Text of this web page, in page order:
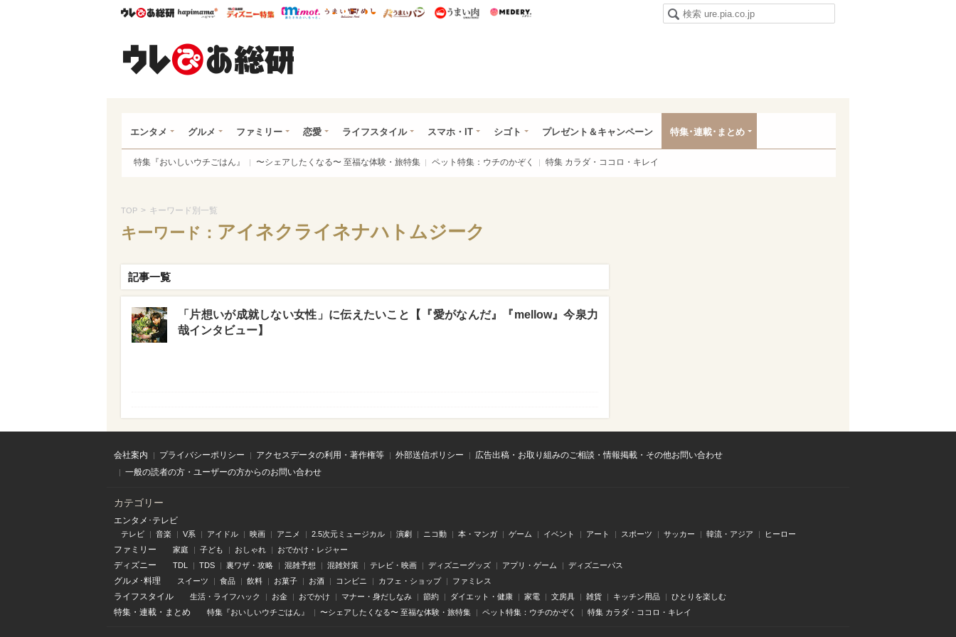
ウレぴあ総研ハピママ* ウレぴあ総研 ディズニー特集
mimot. うまいめし うまいパン うまい肉
エンタメ グルメ ファミリー 恋愛 ライフスタイル スマホ・IT シゴト プレゼント＆キャンペーン 特集･連載･まとめ
特集『おいしいウチごはん』 〜シェアしたくなる〜 至福な体験・旅特集 ペット特集：ウチのかぞく 特集 カラダ・ココロ・キレイ
TOP > キーワード別一覧
キーワード： アイネクライネナハトムジーク
記事一覧
「片想いが成就しない女性」に伝えたいこと【『愛がなんだ』『mellow』今泉力
哉インタビュー】
会社案内 プライバシーポリシー アクセスデータの利用・著作権等 外部送信ポリシー
広告出稿・お取り組みのご相談・情報掲載・その他お問い合わせ
一般の読者の方・ユーザーの方からのお問い合わせ
カテゴリー
エンタメ･テレビ
テレビ 音楽 V系 アイドル 映画 アニメ 2.5次元ミュージカル 演劇 ニコ動 本・マンガ ゲーム イベント アート スポーツ サッカー 韓流・アジア ヒーロー
ファミリー 家庭 子ども おしゃれ おでかけ・レジャー
ディズニー TDL TDS 裏ワザ・攻略 混雑予想 混雑対策 テレビ・映画 ディズニーグッズ アプリ・ゲーム ディズニーパス
グルメ･料理 スイーツ 食品 飲料 お菓子 お酒 コンビニ カフェ・ショップ ファミレス
ライフスタイル 生活・ライフハック お金 おでかけ マナー・身だしなみ 節約 ダイエット・健康 家電 文房具 雑貨 キッチン用品 ひとりを楽しむ
特集 ・ 連載 ・ まとめ 特集『おいしいウチごはん』 〜シェアしたくなる〜 至福な体験・旅特集 ペット特集：ウチのかぞく 特集 カラダ・ココロ・キレイ